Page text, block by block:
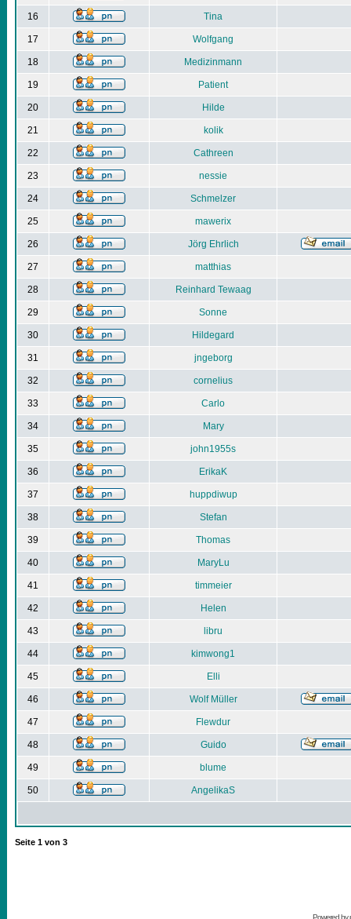
16 Tina
17 Wolfgang
18 Medizinmann
19 Patient
20 Hilde
21 kolik
22 Cathreen
23 nessie
24 Schmelzer
25 mawerix
26 Jörg Ehrlich
27 matthias
28 Reinhard Tewaag
29 Sonne
30 Hildegard
31 jngeborg
32 cornelius
33 Carlo
34 Mary
35 john1955s
36 ErikaK
37 huppdiwup
38 Stefan
39 Thomas
40 MaryLu
41 timmeier
42 Helen
43 libru
44 kimwong1
45 Elli
46 Wolf Müller
47 Flewdur
48 Guido
49 blume
50 AngelikaS
Seite 1 von 3
Powered by